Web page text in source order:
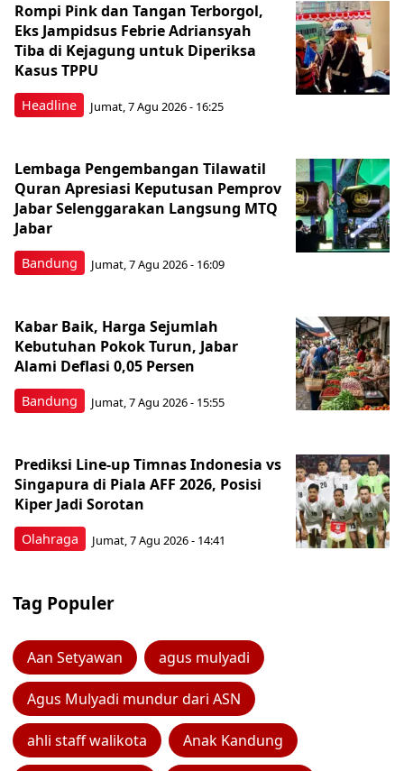
Headline
Rompi Pink dan Tangan Terborgol,
Eks Jampidsus Febrie Adriansyah
Tiba di Kejagung untuk Diperiksa
Kasus TPPU
Jumat, 7 Agu 2026 - 16:25
Bandung
Lembaga Pengembangan Tilawatil
Quran Apresiasi Keputusan Pemprov
Jabar Selenggarakan Langsung MTQ
Jabar
Jumat, 7 Agu 2026 - 16:09
Bandung
Kabar Baik, Harga Sejumlah
Kebutuhan Pokok Turun, Jabar
Alami Deflasi 0,05 Persen
Jumat, 7 Agu 2026 - 15:55
Olahraga
Prediksi Line-up Timnas Indonesia vs
Singapura di Piala AFF 2026, Posisi
Kiper Jadi Sorotan
Jumat, 7 Agu 2026 - 14:41
Tag Populer
Aan Setyawan agus mulyadi
Agus Mulyadi mundur dari ASN
ahli staff walikota Anak Kandung